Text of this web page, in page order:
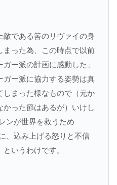
である筈のリヴァイの身
まった為、この時点で以前
ー派の計画に感動した」
ガー派に協力する姿勢は真
しまった様なもので（元か
かった節はあるが）いけし
ンが世界を救うため
、込み上げる怒りと不信
いうわけです。